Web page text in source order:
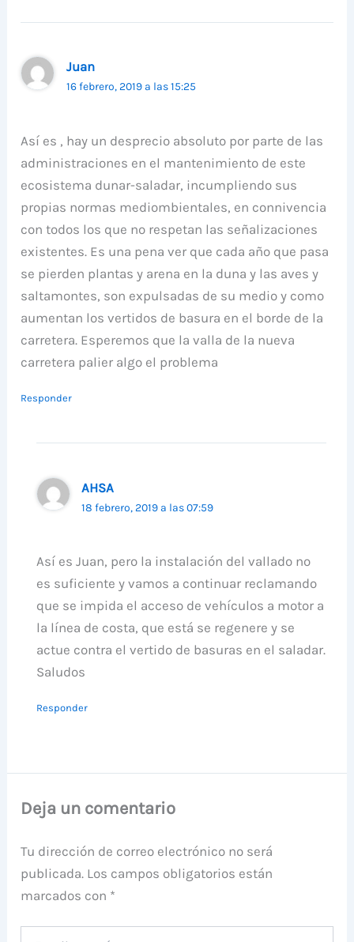
Juan
16 febrero, 2019 a las 15:25
Así es , hay un desprecio absoluto por parte de las
administraciones en el mantenimiento de este
ecosistema dunar-saladar, incumpliendo sus
propias normas mediombientales, en connivencia
con todos los que no respetan las señalizaciones
existentes. Es una pena ver que cada año que pasa
se pierden plantas y arena en la duna y las aves y
saltamontes, son expulsadas de su medio y como
aumentan los vertidos de basura en el borde de la
carretera. Esperemos que la valla de la nueva
carretera palier algo el problema
Responder
AHSA
18 febrero, 2019 a las 07:59
Así es Juan, pero la instalación del vallado no
es suficiente y vamos a continuar reclamando
que se impida el acceso de vehículos a motor a
la línea de costa, que está se regenere y se
actue contra el vertido de basuras en el saladar.
Saludos
Responder
Deja un comentario
Tu dirección de correo electrónico no será
publicada. Los campos obligatorios están
marcados con *